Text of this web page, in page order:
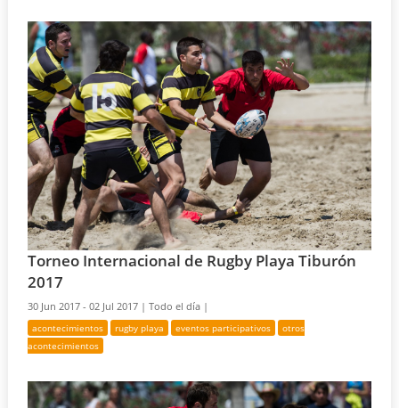
Torneo Internacional de Rugby Playa Tiburón
2017
30 Jun 2017 - 02 Jul 2017 |Todo el día |
acontecimientos rugby playa eventos participativos
otros
acontecimientos